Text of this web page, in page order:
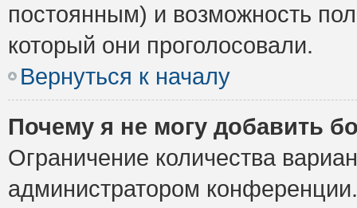
постоянным) и возможность
который они проголосовали.
Вернуться к началу
Почему я не могу добавить
Ограничение количества
администратором